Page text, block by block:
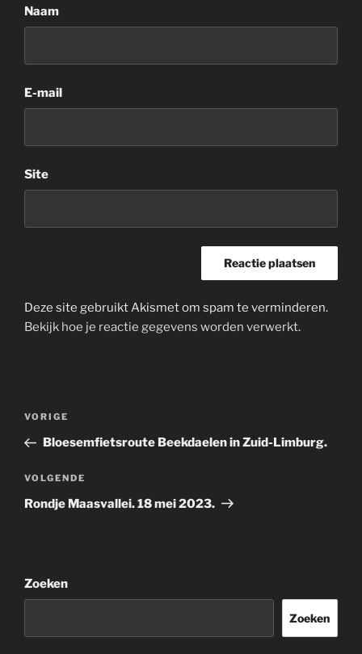
Naam
E-mail
Site
Deze site gebruikt Akismet om spam te verminderen.
Bekijk hoe je reactie gegevens worden verwerkt.
Bericht
Vorig
bericht
VORIGE
Bloesemfietsroute Beekdaelen in Zuid-Limburg.
Volgend
bericht
VOLGENDE
Rondje Maasvallei. 18 mei 2023.
Zoeken
Zoeken